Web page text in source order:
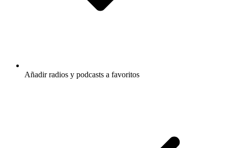
Añadir radios y podcasts a favoritos